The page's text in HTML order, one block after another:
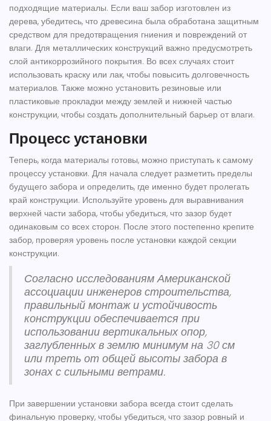
подходящие материалы. Если ваш забор изготовлен из
дерева, убедитесь, что древесина была обработана защитным
средством для предотвращения гниения и повреждений от
влаги. Для металлических конструкций важно предусмотреть
слой антикоррозийного покрытия. Во всех случаях стоит
использовать краску или лак, чтобы повысить долговечность
материалов. Также можно установить резиновые или
пластиковые прокладки между землей и нижней частью
конструкции, чтобы создать дополнительный барьер от влаги.
Процесс установки
Теперь, когда материалы готовы, можно приступать к самому
процессу установки. Для начала следует разметить пределы
будущего забора и определить, где именно будет пролегать
край конструкции. Используйте уровень для выравнивания
верхней части забора, чтобы убедиться, что зазор будет
одинаковым со всех сторон. После этого постепенно крепите
забор, проверяя уровень после установки каждой секции
конструкции.
Согласно исследованиям Американской
ассоциации инженеров строительства,
правильный монтаж и устойчивость
конструкции обеспечивается при
использовании вертикальных опор,
заглубленных в землю минимум на 30 см
или треть от общей высоты забора в
зонах с сильными ветрами.
При завершении установки забора всегда стоит сделать
финальную проверку, чтобы убедиться, что зазор ровный и